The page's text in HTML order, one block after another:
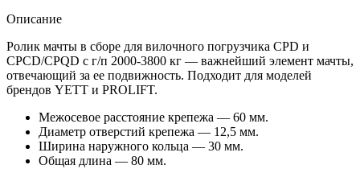
Описание
Ролик мачты в сборе для вилочного погрузчика CPD и
CPCD/CPQD с г/п 2000-3800 кг — важнейший элемент мачты,
отвечающий за ее подвижность. Подходит для моделей
брендов YETT и PROLIFT.
Межосевое расстояние крепежа — 60 мм.
Диаметр отверстий крепежа — 12,5 мм.
Ширина наружного кольца — 30 мм.
Общая длина — 80 мм.